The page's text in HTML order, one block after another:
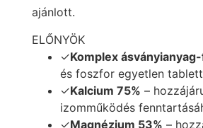
ajánlott.
ELŐNYÖK
✓Komplex
és foszfor egyetlen
✓Kalcium 75% –
izomműködés
✓Magnézium 53% –